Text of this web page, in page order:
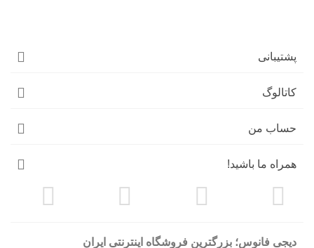
پشتیبانی
کاتالوگ
حساب من
همراه ما باشید!
دیجی فانوس؛ بزرگترین فروشگاه اینترنتی ایران